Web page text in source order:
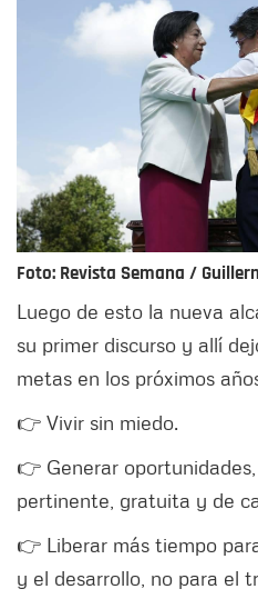
Foto: Revista Semana /
Luego de esto la nueva
su primer discurso y allí
metas en los próximos
👉 Vivir sin miedo.
👉 Generar
pertinente, gratuita y de
👉 Liberar más tiempo
y el desarrollo, no para el